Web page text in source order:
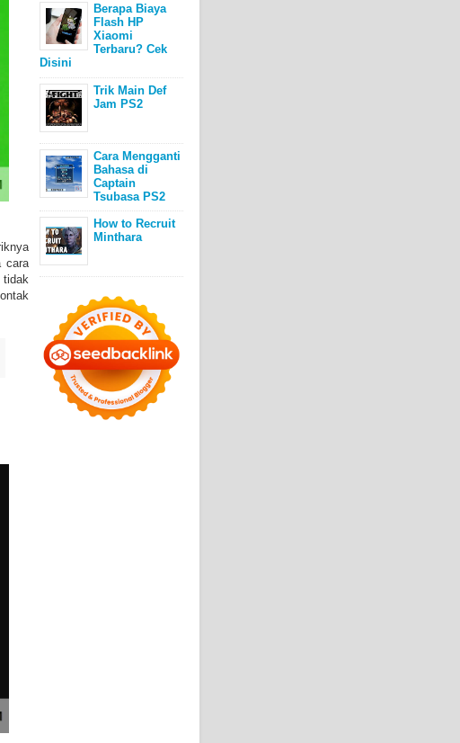
cara
tidak
Berapa Biaya
Flash HP
Xiaomi
Terbaru? Cek
Disini
Trik Main Def
Jam PS2
Cara Mengganti
Bahasa di
Captain
Tsubasa PS2
How to Recruit
Minthara